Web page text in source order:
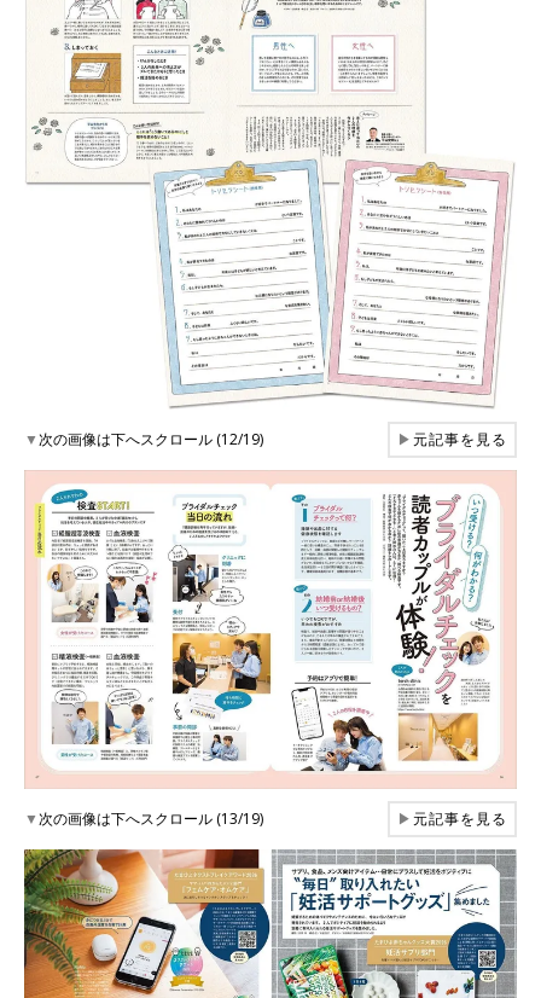
▼次の画像は下へスクロール (12/19) ▶元記事を見る
▼次の画像は下へスクロール (13/19) ▶元記事を見る